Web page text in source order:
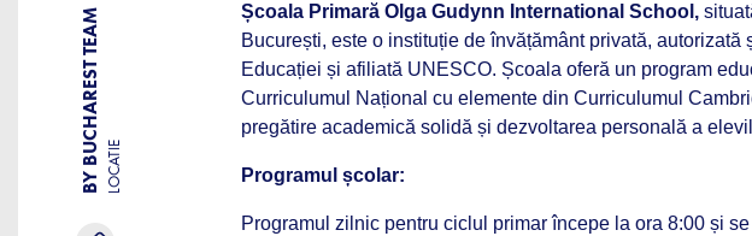
BY BUCHAREST TEAM LOCATIE
Școala Primară Olga Gudynn International School,
București, este o instituție de învățământ privată, autorizată
Educației și afiliată UNESCO. Școala oferă un program
Curriculumul Național cu elemente din Curriculumul
pregătire academică solidă și dezvoltarea personală a
Programul școlar:
Programul zilnic pentru ciclul primar începe la ora 8:00 și